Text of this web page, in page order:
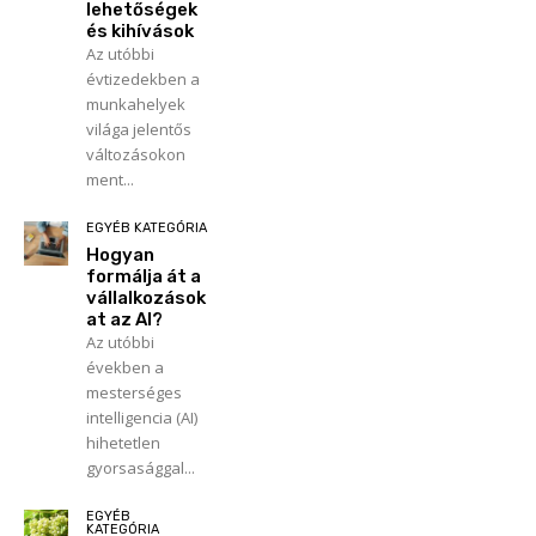
lehetőségek
és kihívások
Az utóbbi
évtizedekben a
munkahelyek
világa jelentős
változásokon
ment...
EGYÉB KATEGÓRIA
Hogyan
formálja át a
vállalkozások
at az AI?
Az utóbbi
években a
mesterséges
intelligencia (AI)
hihetetlen
gyorsasággal...
EGYÉB
KATEGÓRIA